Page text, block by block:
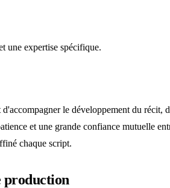
une expertise spécifique.
le développement du
et une grande confiance mutuelle
chaque script.
production